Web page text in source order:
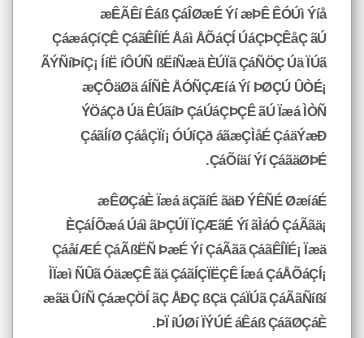
æÊÃÊí Êáß ÇáÎØæÉ Ýí æÞÊ ÊÓÚì Ýíå
ÇáæáÇíÇÊ ÇáãÊÍÏÉ Åáì ÅÕáÇÍ ÚáÇÞÇÊåÇ ãÚ
ÃÝÑíÞíÇ¡ ÍíË íÔÚÑ ßËíÑæä ÈÚÏã ÇáÑÖÇ Úä ÏÚã
æÇÔäØä áÍÑÈ ÅÓÑÇÆíá Ýí ÞØÇÚ ÛÒÉ¡
ÝÖáÇð Úä ÊÚãíÞ ÇáÚáÇÞÇÊ ãÚ Ïæá ÌÒÑ
ÇáãÍíØ ÇáåÇÏí¡ ÓÚíÇð áãæÇÌåÉ ÇáäÝæÐ
ÇáÕíäí Ýí ÇáãäØÞÉ.
æÊØÇáÈ Ïæá äÇãíÉ ãäÐ ÝÊÑÉ ØæíáÉ
ÈÇáÍÕæá Úáì ãÞÇÚÏ ÏÇÆãÉ Ýí ãÌáÓ ÇáÃãä¡
ÇáåíÆÉ ÇáÃßËÑ ÞæÉ Ýí ÇáÃãã ÇáãÊÍÏÉ¡ Ïæä
ÌÏæì ÑÛã ÓäæÇÊ ãä ÇáãÍÇÏËÇÊ Íæá ÇáÅÕáÇÍ¡
æãä ÛíÑ ÇáæÇÖÍ ãÇ ÅÐÇ ßÇä ÇáÏÚã ÇáÃãÑíßí
ÞÏ íÚØí ÏÝÚÉ áÊáß ÇáãØÇáÈ.